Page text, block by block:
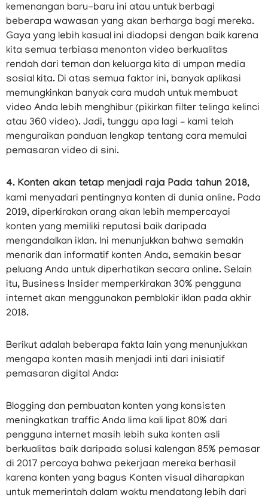
kemenangan baru-baru ini atau untuk berbagi
beberapa wawasan yang akan berharga bagi mereka.
Gaya yang lebih kasual ini diadopsi dengan baik karena
kita semua terbiasa menonton video berkualitas
rendah dari teman dan keluarga kita di umpan media
sosial kita. Di atas semua faktor ini, banyak aplikasi
memungkinkan banyak cara mudah untuk membuat
video Anda lebih menghibur (pikirkan filter telinga kelinci
atau 360 video). Jadi, tunggu apa lagi – kami telah
menguraikan panduan lengkap tentang cara memulai
pemasaran video di sini.
4. Konten akan tetap menjadi raja Pada tahun 2018,
kami menyadari pentingnya konten di dunia online. Pada
2019, diperkirakan orang akan lebih mempercayai
konten yang memiliki reputasi baik daripada
mengandalkan iklan. Ini menunjukkan bahwa semakin
menarik dan informatif konten Anda, semakin besar
peluang Anda untuk diperhatikan secara online. Selain
itu, Business Insider memperkirakan 30% pengguna
internet akan menggunakan pemblokir iklan pada akhir
2018.
Berikut adalah beberapa fakta lain yang menunjukkan
mengapa konten masih menjadi inti dari inisiatif
pemasaran digital Anda:
Blogging dan pembuatan konten yang konsisten
meningkatkan traffic Anda lima kali lipat 80% dari
pengguna internet masih lebih suka konten asli
berkualitas baik daripada solusi kalengan 85% pemasar
di 2017 percaya bahwa pekerjaan mereka berhasil
karena konten yang bagus Konten visual diharapkan
untuk memerintah dalam waktu mendatang lebih dari